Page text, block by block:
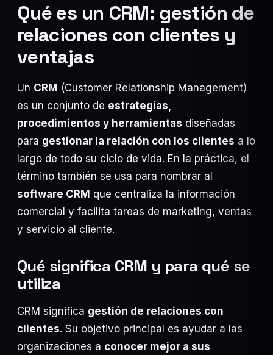
Qué es un CRM: gestión de
relaciones con clientes y
ventajas
Un CRM (Customer Relationship Management)
es un conjunto de estrategias,
procedimientos y herramientas diseñadas
para gestionar la relación con los clientes a lo
largo de todo su ciclo de vida. En la práctica, el
término también se usa para nombrar al
software CRM que centraliza la información
comercial y facilita tareas de marketing, ventas
y servicio al cliente.
Qué significa CRM y para qué se
utiliza
CRM significa gestión de relaciones con
clientes. Su objetivo principal es ayudar a las
organizaciones a conocer mejor a sus
Automatización 58
Marketing Digital
IA y Negocios
Programación 20
Posicionamiento SEO
24 JUL 2026
Web y sistema de puntos para gastronómicos:
dejá de depender…
24 JUL 2026